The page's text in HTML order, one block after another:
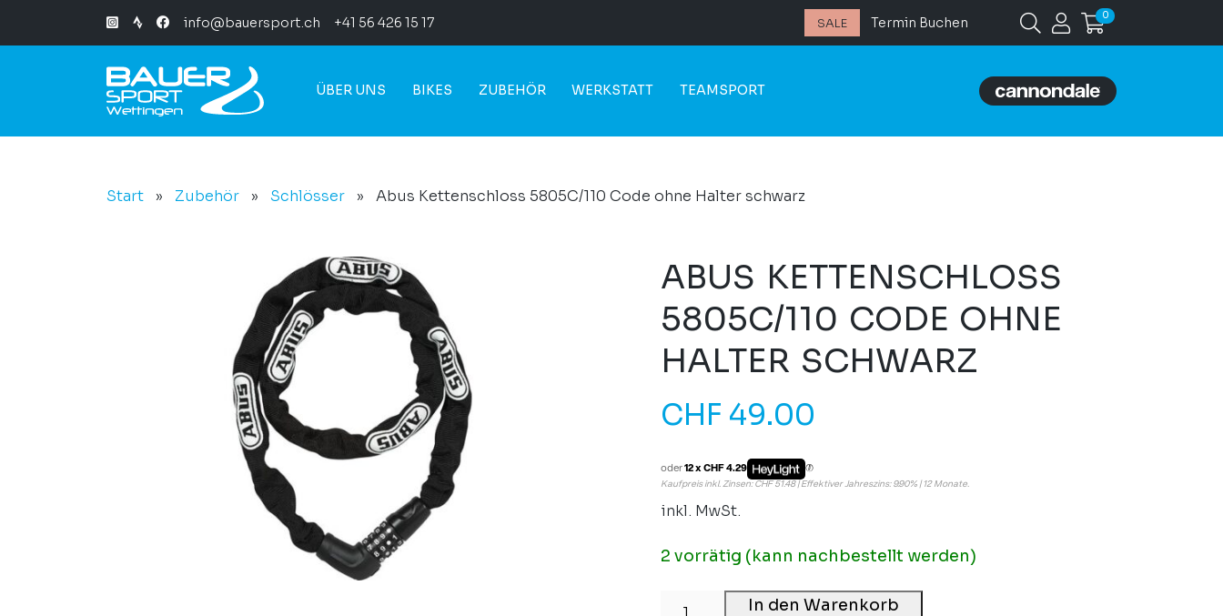
info@bauersport.ch +41 56 426 15 17 SALE Termin Buchen 0
ÜBER UNS BIKES ZUBEHÖR WERKSTATT TEAMSPORT
Start » Zubehör » Schlösser » Abus Kettenschloss 5805C/110 Code ohne Halter schwarz
ABUS KETTENSCHLOSS
5805C/110 CODE OHNE
HALTER SCHWARZ
CHF 49.00
oder12 x CHF 4.29
Kaufpreis inkl. Zinsen: CHF 51.48 | Effektiver Jahreszins: 9.90% | 12 Monate.
inkl. MwSt.
2 vorrätig (kann nachbestellt werden)
In den Warenkorb